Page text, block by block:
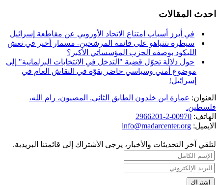
احدث المقالات
في أبرز أسباب امتناع الاتحاد الأوروبي عن مقاطعة إسرائيل
سيطرة نتنياهو على قائمة المرشحين- مسمار أخير في نعش
الليكود بوصفه الحزب المؤسساتي الأكبر؟
حول دلالة تحوّل قضية "التدخل في الانتخابات البرلمانية" إلى
موضوع أمني وسياسي حاضر بقوّة في النقاش العام في
إسرائيل!
العنوان: عمارة ابن خلدون الطابق الثاني. المصيون، رام الله،
فلسطين.
الهاتف: 00970-2-2966201
الايميل: info@madarcenter.org
لتلقي آخر التحديثات والأخبار، يرجى الأشتراك إلى قائمتنا البريدية.